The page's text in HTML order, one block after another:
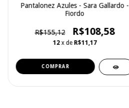
Pantalonez Azules - Sara Gallardo -
Fiordo
R$155,12 R$108,58
12 x de R$11,17